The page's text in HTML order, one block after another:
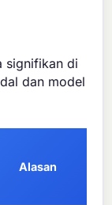
signifikan di
dan model
Alasan